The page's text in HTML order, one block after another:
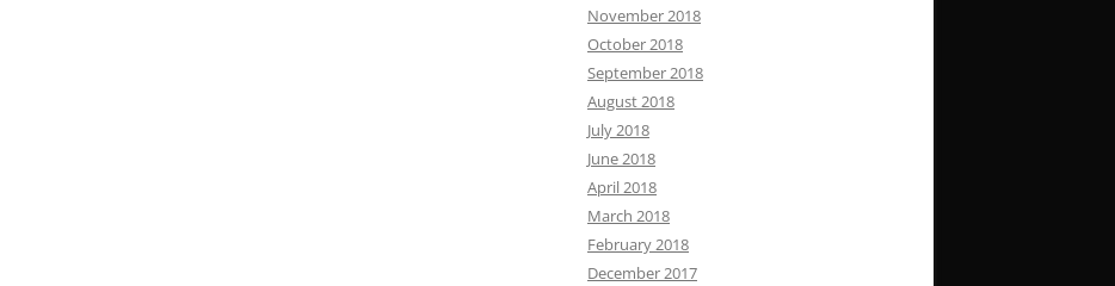
November 2018
October 2018
September 2018
August 2018
July 2018
June 2018
April 2018
March 2018
February 2018
December 2017